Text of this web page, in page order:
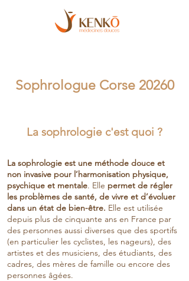
Sophrologue Corse 20260
La sophrologie c'est quoi ?
La sophrologie est une méthode douce et
non invasive pour l’harmonisation physique,
psychique et mentale. Elle permet de régler
les problèmes de santé, de vivre et d’évoluer
dans un état de bien-être. Elle est utilisée
depuis plus de cinquante ans en France par
des personnes aussi diverses que des sportifs
(en particulier les cyclistes, les nageurs), des
artistes et des musiciens, des étudiants, des
cadres, des mères de famille ou encore des
personnes âgées.